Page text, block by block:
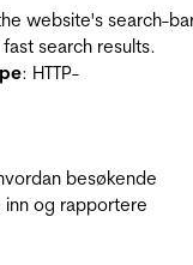
website's search-
search results.
: HTTP-
besøkende
inn og rapportere